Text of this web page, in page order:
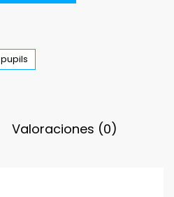
pupils
Valoraciones (0)